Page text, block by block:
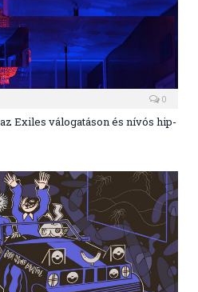
0
Exiles válogatáson és nívós hip-